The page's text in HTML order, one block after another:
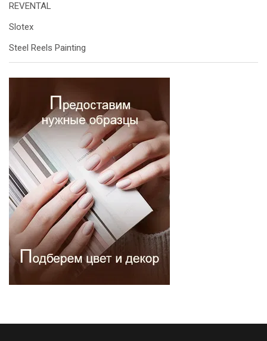
REVENTAL
Slotex
Steel Reels Painting